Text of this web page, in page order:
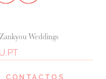
Weddings
CONTACTOS